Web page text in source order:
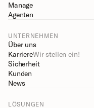
Manage
Agenten
UNTERNEHMEN
Über uns
KarriereWir stellen ein!
Sicherheit
Kunden
News
LÖSUNGEN